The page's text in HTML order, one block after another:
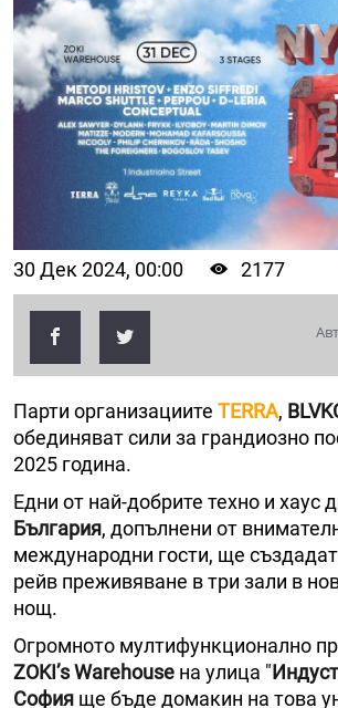
30 Дек 2024, 00:00 2177
Парти организациите TERRA,
обединяват сили за грандиозно
2025 година.
Едни от най-добрите техно и хаус
България, допълнени от
международни гости, ще
рейв преживяване в три зали в
нощ.
Огромното мултифункционално
ZOKI’s Warehouse на улица "
София ще бъде домакин на това